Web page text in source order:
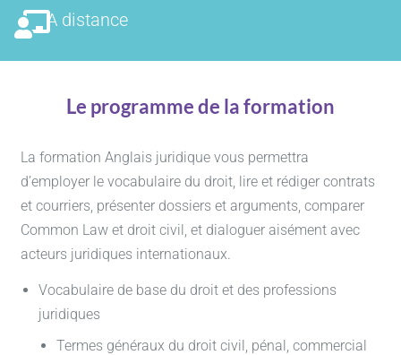
A distance
Le programme de la formation
La formation Anglais juridique vous permettra
d’employer le vocabulaire du droit, lire et rédiger contrats
et courriers, présenter dossiers et arguments, comparer
Common Law et droit civil, et dialoguer aisément avec
acteurs juridiques internationaux.
Vocabulaire de base du droit et des professions
juridiques
Termes généraux du droit civil, pénal, commercial